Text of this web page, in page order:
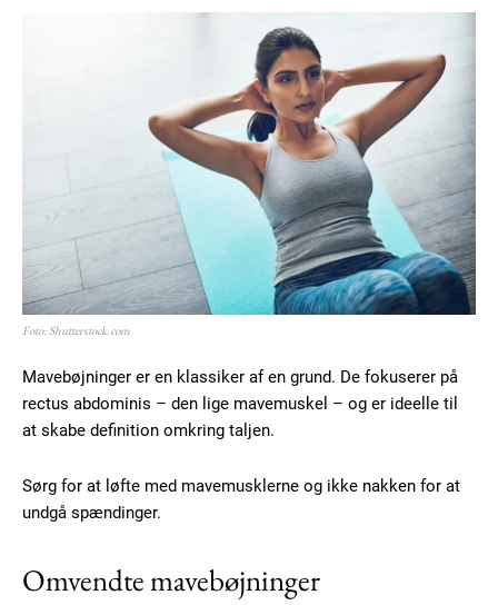
Foto: Shutterstock.com
Mavebøjninger er en klassiker af en grund. De fokuserer på
rectus abdominis – den lige mavemuskel – og er ideelle til
at skabe definition omkring taljen.
Sørg for at løfte med mavemusklerne og ikke nakken for at
undgå spændinger.
Omvendte mavebøjninger